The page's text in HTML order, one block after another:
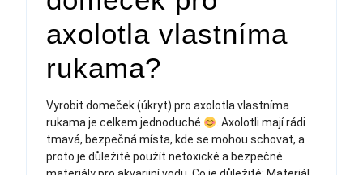
axolotla vlastníma
rukama?
Vyrobit domeček (úkryt) pro axolotla vlastníma
rukama je celkem jednoduché
. Axolotli mají rádi
tmavá, bezpečná místa, kde se mohou schovat, a
proto je důležité použít netoxické a bezpečné